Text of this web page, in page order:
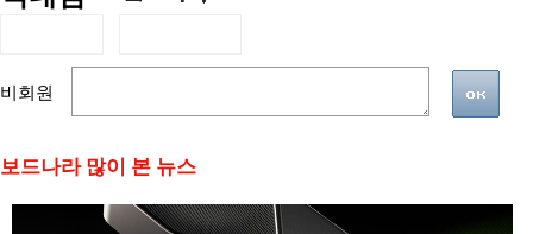
비회원
보드나라 많이 본 뉴스